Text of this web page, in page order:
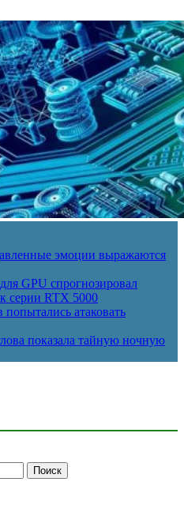
эмоции выражаются
GPU спрогнозировал
серии RTX 5000
атаковать
показала тайную ночную